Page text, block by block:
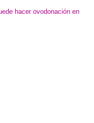
hacer ovodonación en